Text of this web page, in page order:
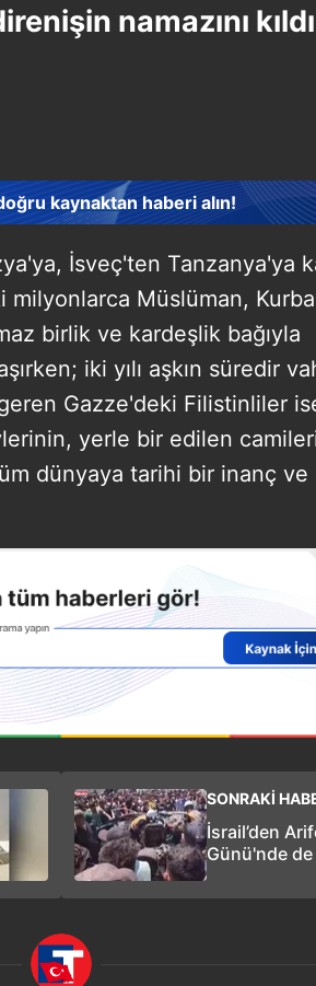
namazını
kaynaktan haberi alın!
İsveç'ten Tanzanya'ya
milyonlarca Müslüman,
birlik ve kardeşlik bağıyla
iki yılı aşkın süredir
Gazze'deki Filistinliler
yerle bir edilen
dünyaya tarihi bir inanç
SONRAKİ
İsrail’den
Günü'nde
sivillerin